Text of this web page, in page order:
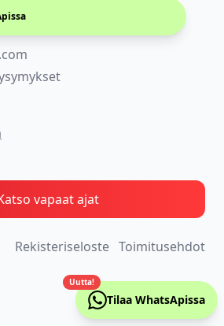
vapaat ajat
Rekisteriseloste Toimitusehdot
Uutta!
Tilaa WhatsApissa